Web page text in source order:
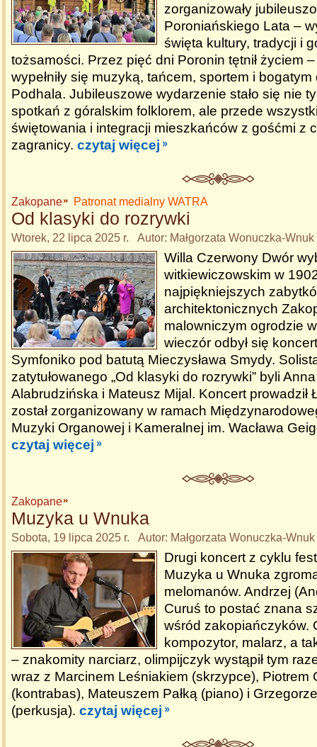
zorganizowały
Poroniańskiego Lata –
święta kultury, tradycji i
tożsamości. Przez pięć dni Poronin tętnił życiem
wypełniły się muzyką, tańcem, sportem i
Podhala. Jubileuszowe wydarzenie stało się nie
spotkań z góralskim folklorem, ale przede
świętowania i integracji mieszkańców z gośćmi z
zagranicy. czytaj więcej
Zakopane Patronat medialny WATRA
Od klasyki do rozrywki
Wtorek, 22 lipca 2025 r. Autor: Małgorzata Wonuczka-Wnuk
Willa Czerwony Dwór
witkiewiczowskim w
najpiękniejszych
architektonicznych
malowniczym ogrodzie
wieczór odbył się
Symfoniko pod batutą Mieczysława Smydy.
zatytułowanego „Od klasyki do rozrywki” byli
Alabrudzińska i Mateusz Mijal. Koncert prowadził
został zorganizowany w ramach
Muzyki Organowej i Kameralnej im. Wacława
czytaj więcej
Zakopane
Muzyka u Wnuka
Sobota, 19 lipca 2025 r. Autor: Małgorzata Wonuczka-Wnuk
Drugi koncert z cyklu
Muzyka u Wnuka
melomanów. Andrzej
Curuś to postać znana
wśród zakopiańczyków.
kompozytor, malarz, a
– znakomity narciarz, olimpijczyk wystąpił tym
wraz z Marcinem Leśniakiem (skrzypce), Piotrem
(kontrabas), Mateuszem Pałką (piano) i
(perkusja). czytaj więcej